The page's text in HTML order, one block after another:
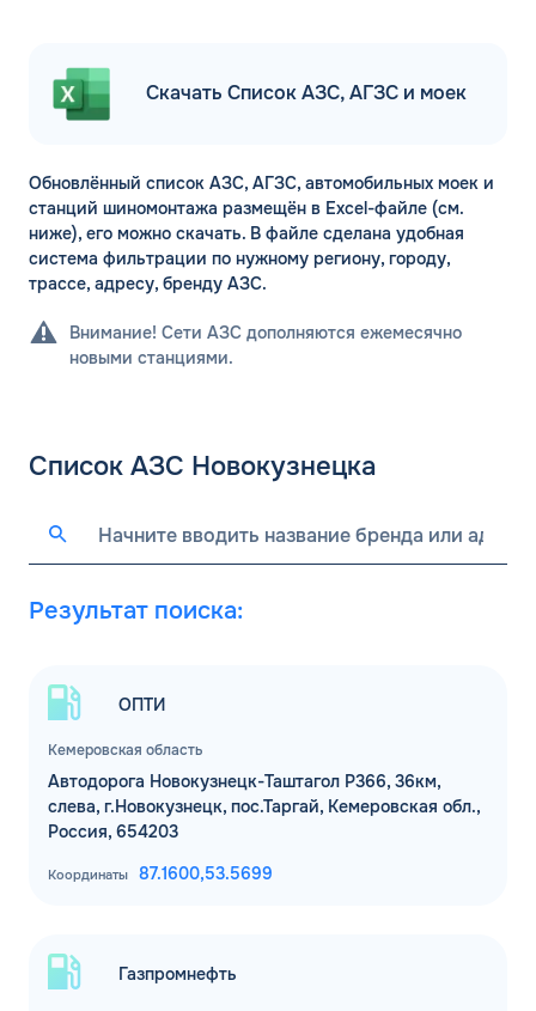
Скачать Список АЗС, АГЗС и моек
Обновлённый список АЗС, АГЗС, автомобильных моек и
станций шиномонтажа размещён в Excel-файле (см.
ниже), его можно скачать. В файле сделана удобная
система фильтрации по нужному региону, городу,
трассе, адресу, бренду АЗС.
Внимание! Сети АЗС дополняются ежемесячно
новыми станциями.
Список АЗС Новокузнецка
Результат поиска:
Кемеровская область
ОПТИ
Автодорога Новокузнецк-Таштагол Р366, 36км,
слева, г.Новокузнецк, пос.Таргай, Кемеровская обл.,
Россия, 654203
Координаты 87.1600,53.5699
Газпромнефть